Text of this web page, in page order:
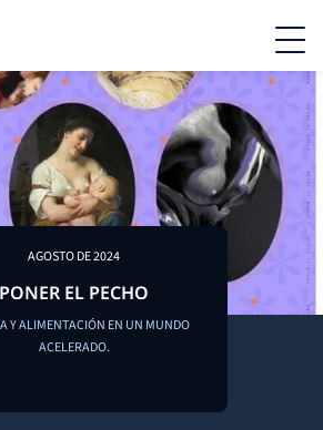
AGOSTO DE 2024
PONER EL PECHO
Y ALIMENTACIÓN EN UN MUNDO
ACELERADO.